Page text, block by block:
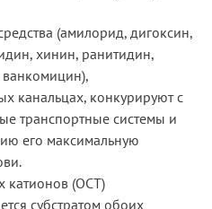
(амилорид, дигоксин,
хинин, ранитидин,
канальцах, конкурируют с
транспортные системы и
его максимальную
катионов (ОСТ)
субстратом обоих